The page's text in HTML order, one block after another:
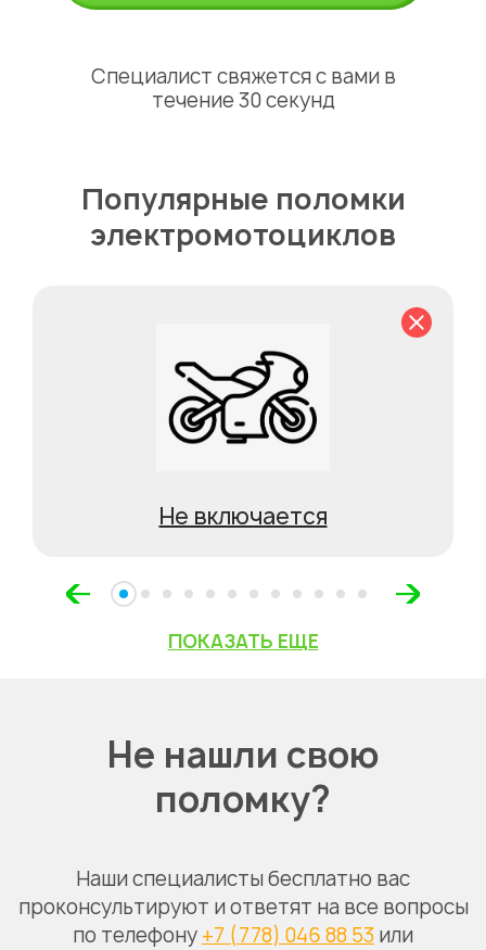
Специалист свяжется с вами в
течение 30 секунд
Популярные поломки
электромотоциклов
Не включается
ПОКАЗАТЬ ЕЩЕ
Не нашли свою
поломку?
Наши специалисты бесплатно вас
проконсультируют и ответят на все вопросы
по телефону +7 (778) 046 88 53 или